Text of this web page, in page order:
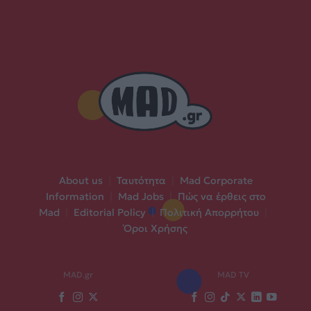
About us Ταυτότητα
Mad Corporate
Information
Mad Jobs | Πώς να έρθεις στο
Mad
Editorial Policy | Πολιτική Απορρήτου
Όροι Χρήσης
MAD.gr MAD TV